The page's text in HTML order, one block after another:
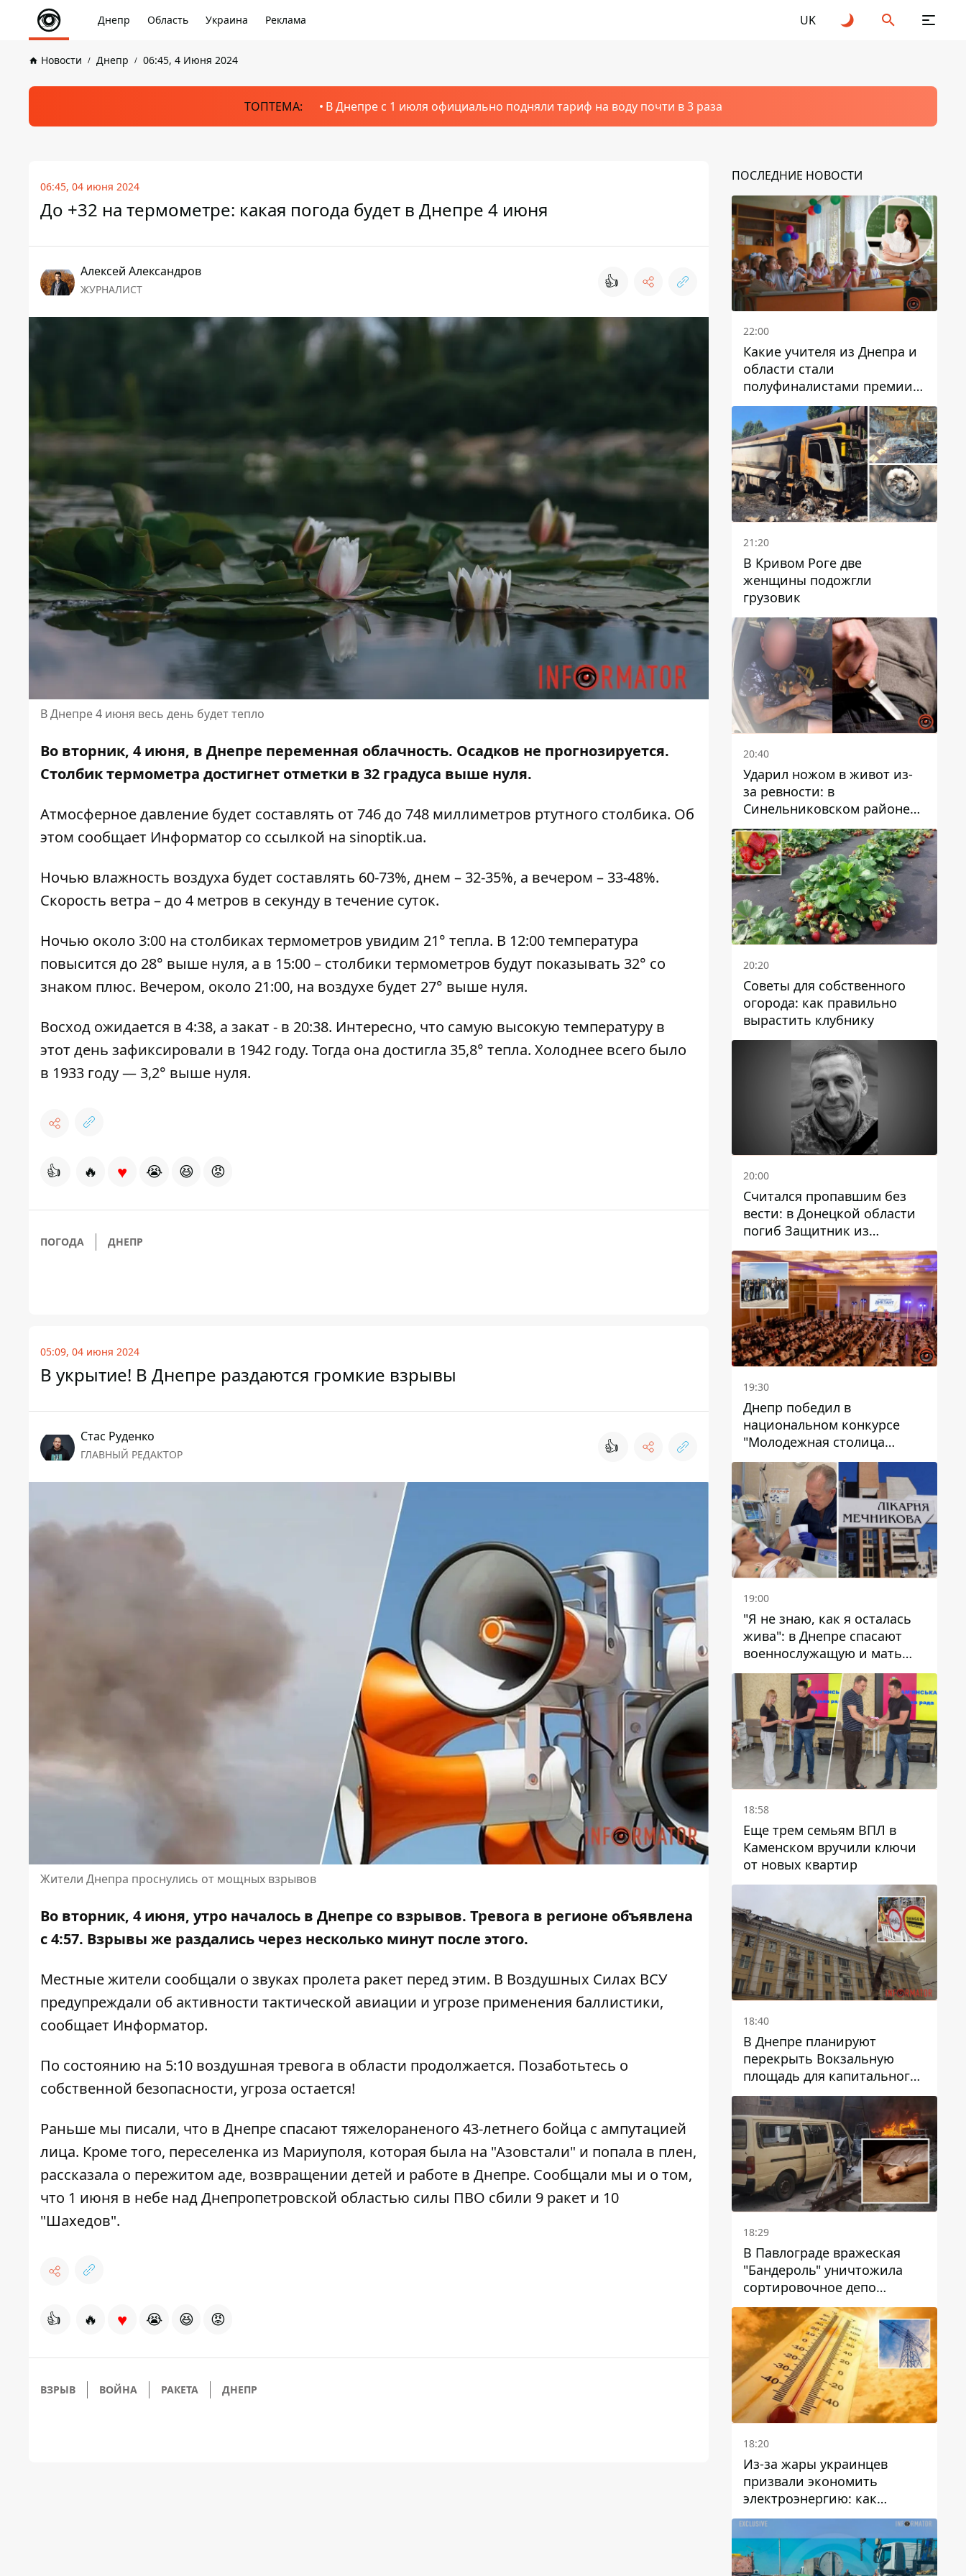
Днепр Область Украина Реклама UK
Новости Днепр 06:45, 4 Июня 2024
ТОПТЕМА: В Днепре с 1 июля официально подняли тариф на воду почти в 3 раза
06:45, 04 июня 2024
До +32 на термометре: какая погода будет в Днепре 4 июня
Алексей Александров
ЖУРНАЛИСТ 👍
В Днепре 4 июня весь день будет тепло
Во вторник, 4 июня, в Днепре переменная облачность. Осадков не прогнозируется.
Столбик термометра достигнет отметки в 32 градуса выше нуля.
Атмосферное давление будет составлять от 746 до 748 миллиметров ртутного столбика. Об
этом сообщает Информатор со ссылкой на sinoptik.ua.
Ночью влажность воздуха будет составлять 60-73%, днем ​​– 32-35%, а вечером – 33-48%.
Скорость ветра – до 4 метров в секунду в течение суток.
Ночью около 3:00 на столбиках термометров увидим 21° тепла. В 12:00 температура
повысится до 28° выше нуля, а в 15:00 – столбики термометров будут показывать 32° со
знаком плюс. Вечером, около 21:00, на воздухе будет 27° выше нуля.
Восход ожидается в 4:38, а закат - в 20:38. Интересно, что самую высокую температуру в
этот день зафиксировали в 1942 году. Тогда она достигла 35,8° тепла. Холоднее всего было
в 1933 году — 3,2° выше нуля.
👍 🔥 ♥ 😭 😆 😡
ПОГОДА ДНЕПР
05:09, 04 июня 2024
В укрытие! В Днепре раздаются громкие взрывы
Стаc Руденко
ГЛАВНЫЙ РЕДАКТОР 👍
Жители Днепра проснулись от мощных взрывов
Во вторник, 4 июня, утро началось в Днепре со взрывов. Тревога в регионе объявлена ​​
с 4:57. Взрывы же раздались через несколько минут после этого.
Местные жители сообщали о звуках пролета ракет перед этим. В Воздушных Силах ВСУ
предупреждали об активности тактической авиации и угрозе применения баллистики,
сообщает Информатор.
По состоянию на 5:10 воздушная тревога в области продолжается. Позаботьтесь о
собственной безопасности, угроза остается!
Раньше мы писали, что в Днепре спасают тяжелораненого 43-летнего бойца с ампутацией
лица. Кроме того, переселенка из Мариуполя, которая была на "Азовстали" и попала в плен,
рассказала о пережитом аде, возвращении детей и работе в Днепре. Сообщали мы и о том,
что 1 июня в небе над Днепропетровской областью силы ПВО сбили 9 ракет и 10
"Шахедов".
👍 🔥 ♥ 😭 😆 😡
ВЗРЫВ ВОЙНА РАКЕТА ДНЕПР
ПОСЛЕДНИЕ НОВОСТИ
22:00
Какие учителя из Днепра и
области стали
полуфиналистами премии
Global Teacher Prize Ukraine
2026
21:20
В Кривом Роге две
женщины подожгли
грузовик
20:40
Ударил ножом в живот из-
за ревности: в
Синельниковском районе
задержали 49-летнего
мужчину за убийство
20:20
Советы для собственного
огорода: как правильно
вырастить клубнику
20:00
Считался пропавшим без
вести: в Донецкой области
погиб Защитник из
Каменского Антон
Красовский
19:30
Днепр победил в
национальном конкурсе
"Молодежная столица
Украины – 2026"
19:00
"Я не знаю, как я осталась
жива": в Днепре спасают
военнослужащую и мать
четверых детей, которую
ранил КАБ
18:58
Еще трем семьям ВПЛ в
Каменском вручили ключи
от новых квартир
18:40
В Днепре планируют
перекрыть Вокзальную
площадь для капитального
ремонта дома, в который
попала вражеская ракета:
какие сроки
18:29
В Павлограде вражеская
"Бандероль" уничтожила
сортировочное депо
"Укрпошти" и убила двух
работниц
18:20
Из-за жары украинцев
призвали экономить
электроэнергию: как
избежать перегрузки сетей